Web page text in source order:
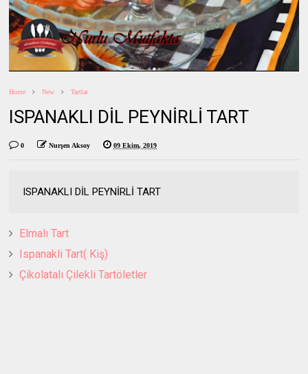
Home New Tartlar
ISPANAKLI DİL PEYNİRLİ TART
0 Nurşen Aksoy 09 Ekim, 2019
ISPANAKLI DİL PEYNİRLİ TART
Elmalı Tart
Ispanakli Tart( Kiş)
Çikolatalı Çilekli Tartöletler